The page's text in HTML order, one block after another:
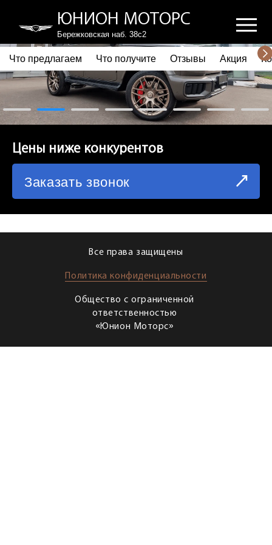
ЮНИОН МОТОРС
Бережковская наб. 38с2
ПОЧЕМУ ВЫБИРАЮТ НАС
ЧТО ПРЕДЛАГАЕМ
ЧТО ПОЛУЧИТЕ
СХЕМА ПРОЕЗДА
Что предлагаем Что получите Отзывы Акция
Цены ниже конкурентов
Заказать звонок
Все права защищены
Политика конфиденциальности
Общество с ограниченной
ответственностью
«Юнион Моторс»